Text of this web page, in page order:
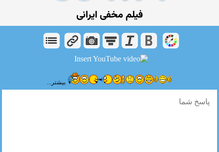
فیلم مخفی ایرانی
بیشتر...